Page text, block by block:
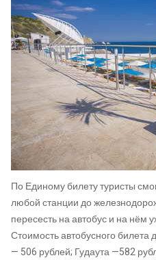
По Единому билету туристы
любой станции до
пересесть на автобус и на нём
Стоимость автобусного
— 506 рублей; Гудаута —582